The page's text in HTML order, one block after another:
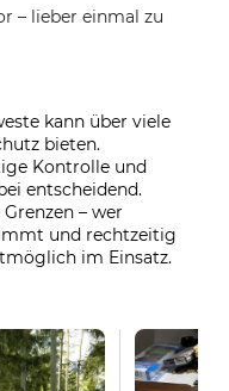
– lieber einmal zu
kann über viele
bieten.
Kontrolle und
entscheidend.
– wer
und rechtzeitig
im Einsatz.